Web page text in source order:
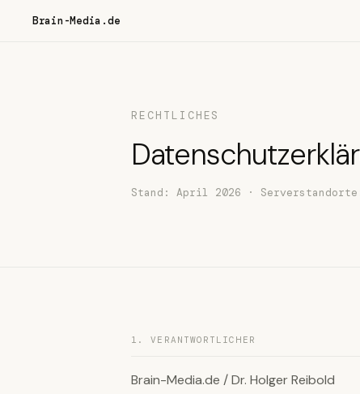
Brain-Media.de
RECHTLICHES
Stand: April 2026 · Serverstandorte:
1. VERANTWORTLICHER
Brain-Media.de / Dr. Holger Reibold